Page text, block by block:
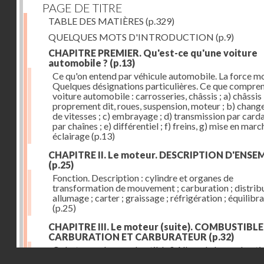
PAGE DE TITRE
TABLE DES MATIÈRES (p.329)
QUELQUES MOTS D'INTRODUCTION (p.9)
CHAPITRE PREMIER. Qu'est-ce qu'une voiture
automobile ? (p.13)
Ce qu'on entend par véhicule automobile. La force
Quelques désignations particulières. Ce que
voiture automobile : carrosseries, châssis ; a) châssis
proprement dit, roues, suspension, moteur ; b)
de vitesses ; c) embrayage ; d) transmission par
par chaînes ; e) différentiel ; f) freins, g) mise en
éclairage(p.13)
CHAPITRE II. Le moteur. DESCRIPTION
(p.25)
Fonction. Description : cylindre et organes de
transformation de mouvement ; carburation ;
allumage ; carter ; graissage ; réfrigération ;
(p.25)
CHAPITRE III. Le moteur (suite).
CARBURATION ET CARBURATEUR (p.32)
Qu'est-ce qu'un combustible ? Allure de la